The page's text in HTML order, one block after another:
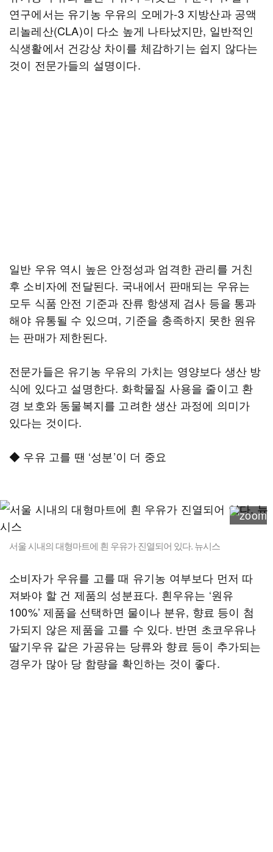
연구에서는 유기농 우유의 오메가-3 지방산과 공액
리놀레산(CLA)이 다소 높게 나타났지만, 일반적인
식생활에서 건강상 차이를 체감하기는 쉽지 않다는
것이 전문가들의 설명이다.
일반 우유 역시 높은 안정성과 엄격한 관리를 거친
후 소비자에 전달된다. 국내에서 판매되는 우유는
모두 식품 안전 기준과 잔류 항생제 검사 등을 통과
해야 유통될 수 있으며, 기준을 충족하지 못한 원유
는 판매가 제한된다.
전문가들은 유기농 우유의 가치는 영양보다 생산 방
식에 있다고 설명한다. 화학물질 사용을 줄이고 환
경 보호와 동물복지를 고려한 생산 과정에 의미가
있다는 것이다.
◆ 우유 고를 땐 ‘성분’이 더 중요
서울 시내의 대형마트에 흰 우유가 진열되어 있다. 뉴시스
소비자가 우유를 고를 때 유기농 여부보다 먼저 따
져봐야 할 건 제품의 성분표다. 흰우유는 ‘원유
100%’ 제품을 선택하면 물이나 분유, 향료 등이 첨
가되지 않은 제품을 고를 수 있다. 반면 초코우유나
딸기우유 같은 가공유는 당류와 향료 등이 추가되는
경우가 많아 당 함량을 확인하는 것이 좋다.